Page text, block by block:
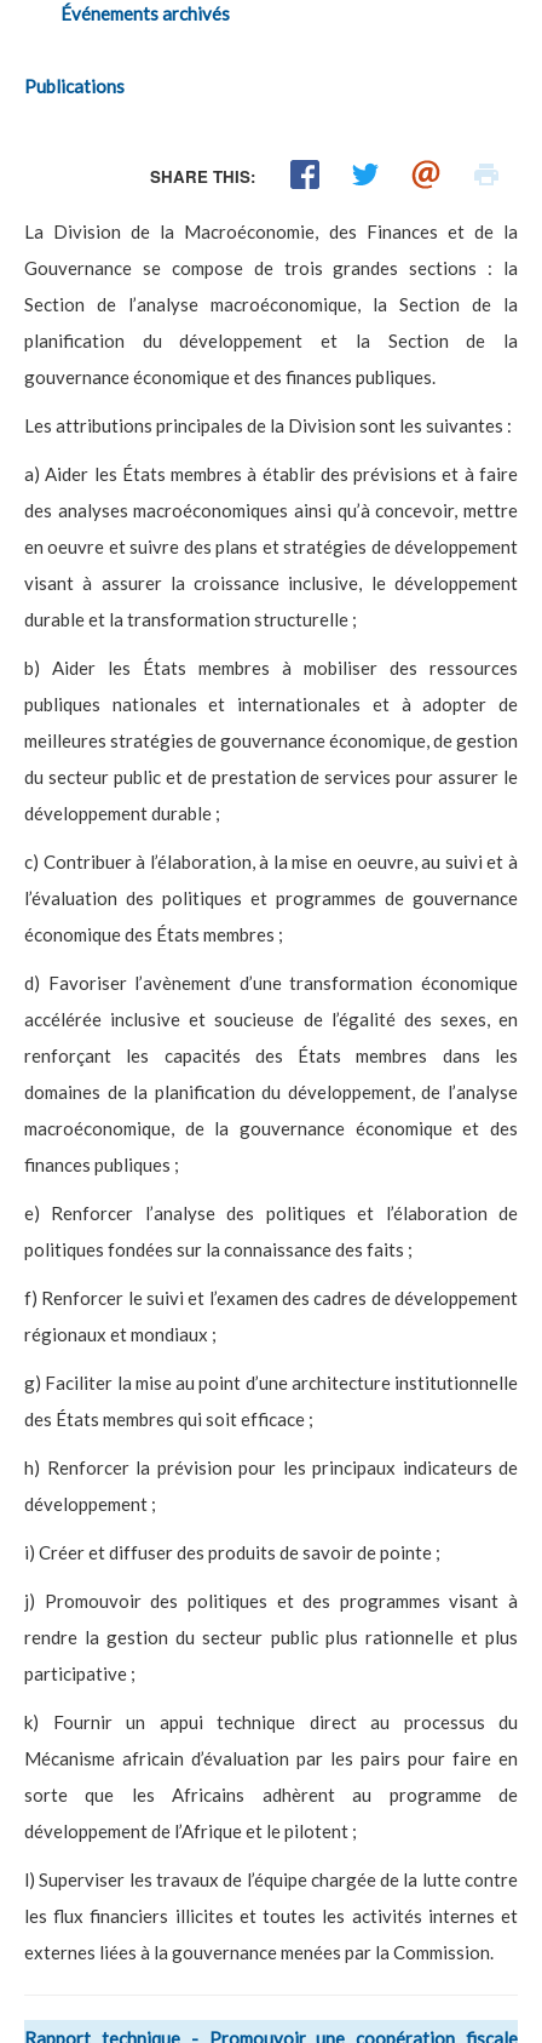
Événements archivés
Publications
SHARE THIS:
La Division de la Macroéconomie, des Finances et de la
Gouvernance se compose de trois grandes sections : la
Section de l’analyse macroéconomique, la Section de la
planification du développement et la Section de la
gouvernance économique et des finances publiques.
Les attributions principales de la Division sont les suivantes :
a) Aider les États membres à établir des prévisions et à faire
des analyses macroéconomiques ainsi qu’à concevoir, mettre
en oeuvre et suivre des plans et stratégies de développement
visant à assurer la croissance inclusive, le développement
durable et la transformation structurelle ;
b) Aider les États membres à mobiliser des ressources
publiques nationales et internationales et à adopter de
meilleures stratégies de gouvernance économique, de gestion
du secteur public et de prestation de services pour assurer le
développement durable ;
c) Contribuer à l’élaboration, à la mise en oeuvre, au suivi et à
l’évaluation des politiques et programmes de gouvernance
économique des États membres ;
d) Favoriser l’avènement d’une transformation économique
accélérée inclusive et soucieuse de l’égalité des sexes, en
renforçant les capacités des États membres dans les
domaines de la planification du développement, de l’analyse
macroéconomique, de la gouvernance économique et des
finances publiques ;
e) Renforcer l’analyse des politiques et l’élaboration de
politiques fondées sur la connaissance des faits ;
f) Renforcer le suivi et l’examen des cadres de développement
régionaux et mondiaux ;
g) Faciliter la mise au point d’une architecture institutionnelle
des États membres qui soit efficace ;
h) Renforcer la prévision pour les principaux indicateurs de
développement ;
i) Créer et diffuser des produits de savoir de pointe ;
j) Promouvoir des politiques et des programmes visant à
rendre la gestion du secteur public plus rationnelle et plus
participative ;
k) Fournir un appui technique direct au processus du
Mécanisme africain d’évaluation par les pairs pour faire en
sorte que les Africains adhèrent au programme de
développement de l’Afrique et le pilotent ;
l) Superviser les travaux de l’équipe chargée de la lutte contre
les flux financiers illicites et toutes les activités internes et
externes liées à la gouvernance menées par la Commission.
Rapport technique - Promouvoir une coopération fiscale